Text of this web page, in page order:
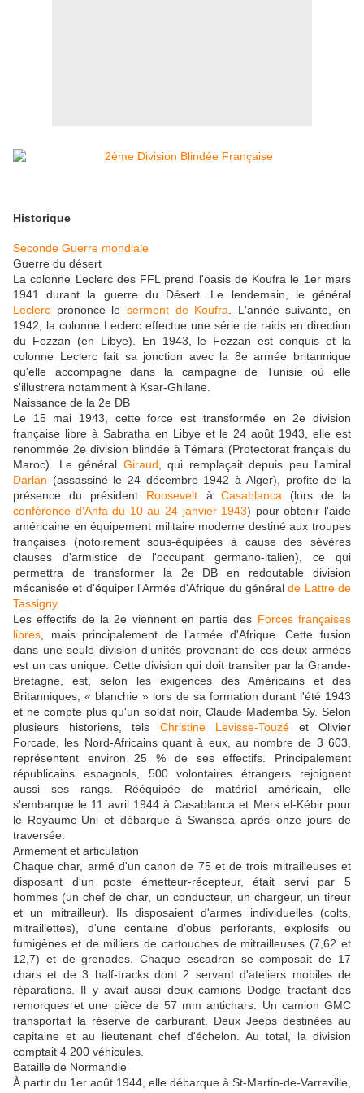
Historique
Seconde Guerre mondiale
Guerre du désert
La colonne Leclerc des FFL prend l'oasis de Koufra le 1er mars
1941 durant la guerre du Désert. Le lendemain, le général
Leclerc prononce le serment de Koufra. L'année suivante, en
1942, la colonne Leclerc effectue une série de raids en direction
du Fezzan (en Libye). En 1943, le Fezzan est conquis et la
colonne Leclerc fait sa jonction avec la 8e armée britannique
qu'elle accompagne dans la campagne de Tunisie où elle
s'illustrera notamment à Ksar-Ghilane.
Naissance de la 2e DB
Le 15 mai 1943, cette force est transformée en 2e division
française libre à Sabratha en Libye et le 24 août 1943, elle est
renommée 2e division blindée à Témara (Protectorat français du
Maroc). Le général Giraud, qui remplaçait depuis peu l'amiral
Darlan (assassiné le 24 décembre 1942 à Alger), profite de la
présence du président Roosevelt à Casablanca(lors de la
conférence d'Anfa du 10 au 24 janvier 1943) pour obtenir l'aide
américaine en équipement militaire moderne destiné aux troupes
françaises (notoirement sous-équipées à cause des sévères
clauses d'armistice de l'occupant germano-italien), ce qui
permettra de transformer la 2e DB en redoutable division
mécanisée et d'équiper l'Armée d'Afrique du généralde Lattre de
Tassigny.
Les effectifs de la 2e viennent en partie des Forces françaises
libres, mais principalement de l’armée d'Afrique. Cette fusion
dans une seule division d'unités provenant de ces deux armées
est un cas unique. Cette division qui doit transiter par la Grande-
Bretagne, est, selon les exigences des Américains et des
Britanniques, « blanchie » lors de sa formation durant l'été 1943
et ne compte plus qu'un soldat noir, Claude Mademba Sy. Selon
plusieurs historiens, tels Christine Levisse-Touzéet Olivier
Forcade, les Nord-Africains quant à eux, au nombre de 3 603,
représentent environ 25 % de ses effectifs. Principalement
républicains espagnols, 500 volontaires étrangers rejoignent
aussi ses rangs. Rééquipée de matériel américain, elle
s'embarque le 11 avril 1944 à Casablanca et Mers el-Kébir pour
le Royaume-Uni et débarque à Swansea après onze jours de
traversée.
Armement et articulation
Chaque char, armé d'un canon de 75 et de trois mitrailleuses et
disposant d'un poste émetteur-récepteur, était servi par 5
hommes (un chef de char, un conducteur, un chargeur, un tireur
et un mitrailleur). Ils disposaient d'armes individuelles (colts,
mitraillettes), d'une centaine d'obus perforants, explosifs ou
fumigènes et de milliers de cartouches de mitrailleuses (7,62 et
12,7) et de grenades. Chaque escadron se composait de 17
chars et de 3 half-tracks dont 2 servant d'ateliers mobiles de
réparations. Il y avait aussi deux camions Dodge tractant des
remorques et une pièce de 57 mm antichars. Un camion GMC
transportait la réserve de carburant. Deux Jeeps destinées au
capitaine et au lieutenant chef d'échelon. Au total, la division
comptait 4 200 véhicules.
Bataille de Normandie
À partir du 1er août 1944, elle débarque à St-Martin-de-Varreville,